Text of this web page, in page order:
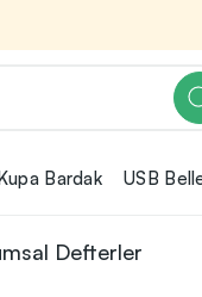
Bardak USB
Defterler